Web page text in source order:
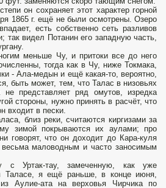
он сохраняет этот характер горной
1865 г. ещё не были осмотрены. Озеро
есть собственно сеть разливов
так видел Потанин его западную часть,
меньше Чу, и притоки все до него
тогда как в Чу, ниже Токмака,
- Ала-медын и ещё какая-то, вероятно,
быть может, тем, что Талас в низовьях
представляет ряд омутов, изредка
стороны, нужно принять в расчёт, что
входит в пески.
близ реки, считаются киргизами за
зимой покрываются их аулами; про
говорят, что он доходит до Кара-куля
маловодным и часто заносимым
с Уртак-тау, замеченную, как уже
Таласе, я ещё раньше, в конце июня,
Аулие-ата на верховья Чирчика по